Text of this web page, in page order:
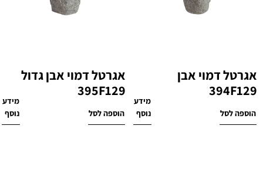
אגרטל דמוי אבן
394F129
₪260
הוספה לסל
מידע
נוסף
אגרטל דמוי אבן גדול
395F129
₪340
הוספה לסל
מידע
נוסף